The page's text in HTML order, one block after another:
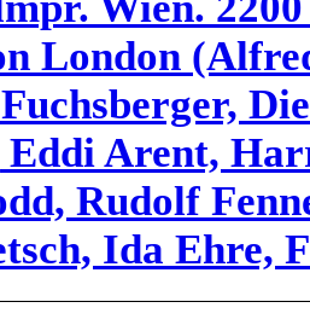
London
Arent,
Rudolf
Ida Ehre,